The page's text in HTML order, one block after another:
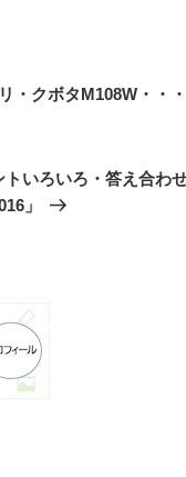
・クボタM108W・・・
いろいろ・答え合わ
」